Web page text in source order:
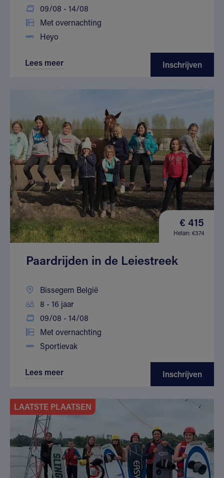
09/08 - 14/08
Met overnachting
Heyo
Lees meer Inschrijven
€ 415
Helan: €374
Paardrijden in de Leiestreek
Bissegem België
8 - 16 jaar
09/08 - 14/08
Met overnachting
Sportievak
Lees meer Inschrijven
LAATSTE PLAATSEN